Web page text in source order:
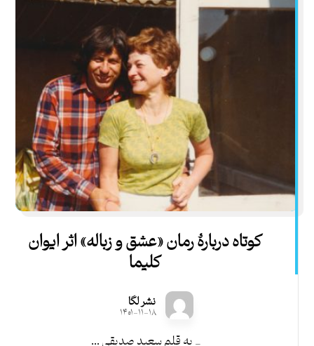
کوتاه دربارۀ رمان «عشق و زباله» اثر ایوان
کلیما
نشر لگا
۱۴۰۱-۱۱-۱۸
_ به قلم سعید صدیقی ...